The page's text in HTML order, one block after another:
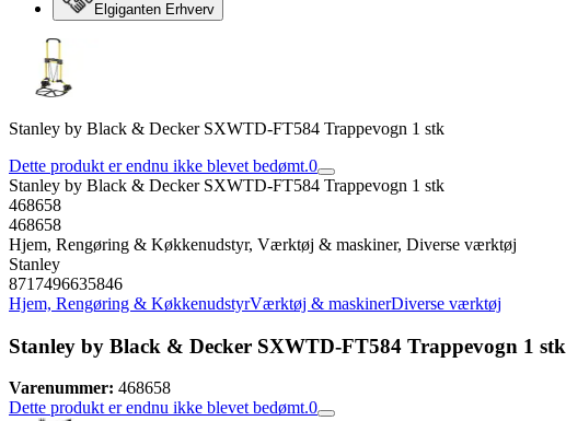
Elgiganten Erhverv
Stanley by Black & Decker SXWTD-FT584 Trappevogn 1 stk
Dette produkt er endnu ikke blevet bedømt.0
Stanley by Black & Decker SXWTD-FT584 Trappevogn 1 stk
468658
468658
Hjem, Rengøring & Køkkenudstyr, Værktøj & maskiner, Diverse værktøj
Stanley
8717496635846
Hjem, Rengøring & KøkkenudstyrVærktøj & maskinerDiverse værktøj
Stanley by Black & Decker SXWTD-FT584 Trappevogn 1 stk
Varenummer: 468658
Dette produkt er endnu ikke blevet bedømt.0